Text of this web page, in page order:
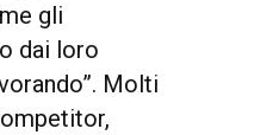
gli
dai loro
Molti